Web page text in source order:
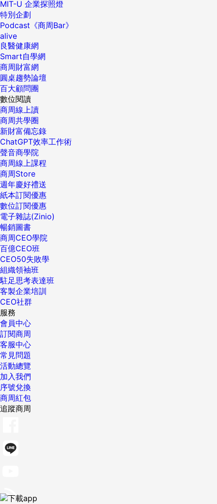
MIT-U 企業探照燈
特別企劃
Podcast《商周Bar》
alive
良醫健康網
Smart自學網
商周財富網
圓桌趨勢論壇
百大顧問團
數位閱讀
商周線上讀
商周共學圈
新財富備忘錄
ChatGPT效率工作術
聲音商學院
商周線上課程
商周Store
週年慶好禮送
紙本訂閱優惠
數位訂閱優惠
電子雜誌(Zinio)
暢銷圖書
商周CEO學院
百億CEO班
CEO50失敗學
組織領袖班
駐足思考表達班
客製企業培訓
CEO社群
服務
會員中心
訂閱商周
客服中心
常見問題
活動總覽
加入我們
序號兌換
商周紅包
追蹤商周